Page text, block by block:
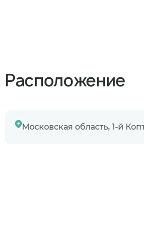
Расположение
Московская область, 1-й